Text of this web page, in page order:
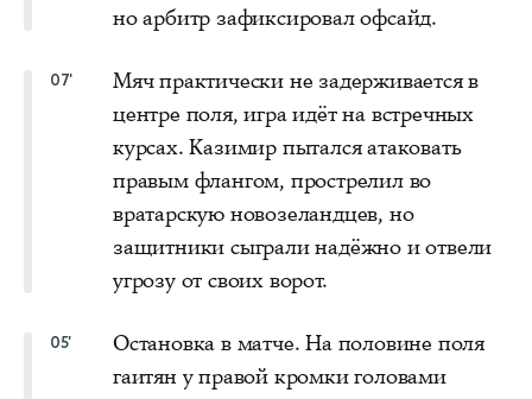
но арбитр зафиксировал офсайд.
07'
Мяч практически не задерживается в
центре поля, игра идёт на встречных
курсах. Казимир пытался атаковать
правым флангом, прострелил во
вратарскую новозеландцев, но
защитники сыграли надёжно и отвели
угрозу от своих ворот.
05'
Остановка в матче. На половине поля
гаитян у правой кромки головами